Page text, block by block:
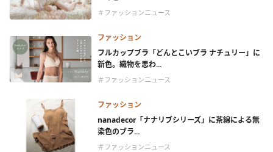
＃ファッションニュース
ファッション
フルカップブラ「どんとこいブラ ナチュリー」に
新色。織物を思わ...
＃ファッションニュース
ファッション
nanadecor「ナナリブシリーズ」に茶綿による無
染色のブラ...
＃ファッションニュース